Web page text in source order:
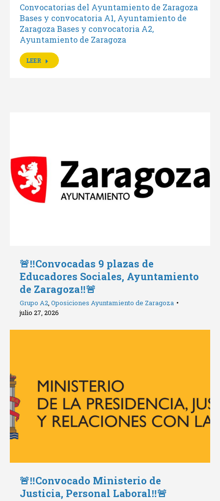
Convocatorias del Ayuntamiento de Zaragoza
Bases y convocatoria A1, Ayuntamiento de
Zaragoza Bases y convocatoria A2,
Ayuntamiento de Zaragoza
LEER
🚨‼️Convocadas 9 plazas de
Educadores Sociales, Ayuntamiento
de Zaragoza‼️🚨
Grupo A2, Oposiciones Ayuntamiento de Zaragoza
julio 27, 2026
🚨‼️Convocado Ministerio de
Justicia, Personal Laboral‼️🚨